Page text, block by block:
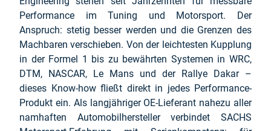
Performance im Tuning und Motorsport. Der
Anspruch: stetig besser werden und die Grenzen des
Machbaren verschieben. Von der leichtesten Kupplung
in der Formel 1 bis zu bewährten Systemen in WRC,
DTM, NASCAR, Le Mans und der Rallye Dakar –
dieses Know-how fließt direkt in jedes Performance-
Produkt ein. Als langjähriger OE-Lieferant nahezu aller
namhaften Automobilhersteller verbindet SACHS